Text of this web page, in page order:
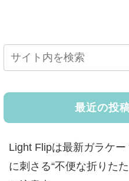
最近の投
Light Flipは最新ガラケ
に刺さる“不便な折りた